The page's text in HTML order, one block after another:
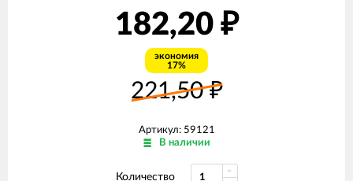
182,20 ₽
экономия
17%
221,50₽
Артикул: 59121
В наличии
Количество